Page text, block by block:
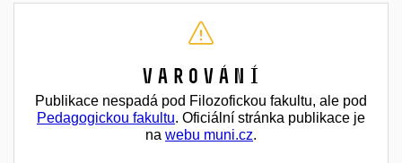
Varování
Publikace nespadá pod Filozofickou fakultu, ale pod
Pedagogickou fakultu. Oficiální stránka publikace je
na webu muni.cz.